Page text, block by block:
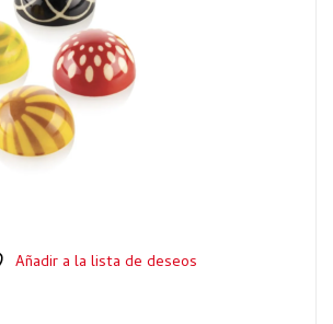
Añadir a la lista de deseos